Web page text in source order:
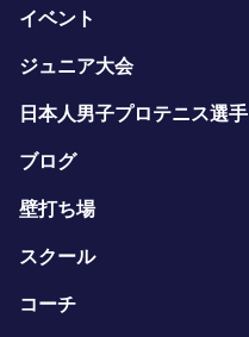
イベント
ジュニア大会
日本人男子プロテニス選手
ブログ
壁打ち場
スクール
コーチ